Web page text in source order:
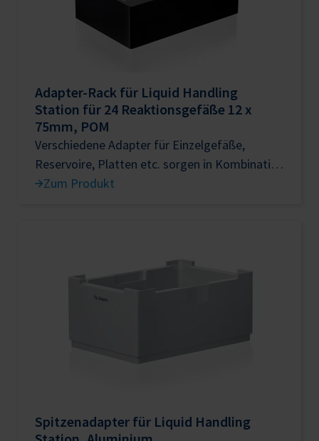
Adapter-Rack für Liquid Handling
Station für 24 Reaktionsgefäße 12 x
75mm, POM
Verschiedene Adapter für Einzelgefäße,
Reservoire, Platten etc. sorgen in Kombination
mit den 30er bzw. 60er Höhenadaptern für
Zum Produkt
Spitzenadapter für Liquid Handling